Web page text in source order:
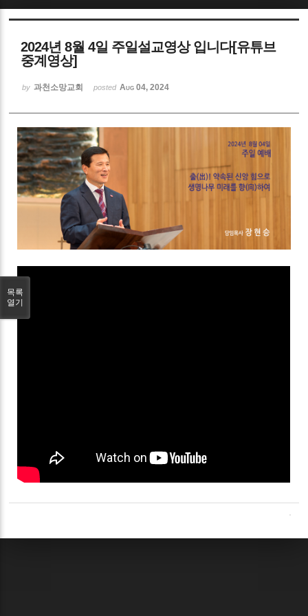
2024년 8월 4일 주일설교영상 입니다[유튜브
중계영상]
by 과천소망교회 posted Aug 04, 2024
목록
열기
Sketchbook5, 스케치북5
Sketchbook5, 스케치북5